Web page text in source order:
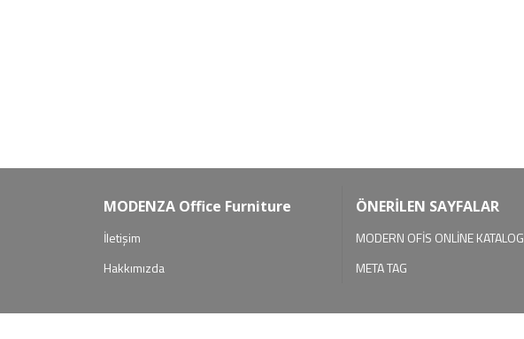
MODENZA Office Furniture
İletişim
Hakkımızda
ÖNERİLEN SAYFALAR
MODERN OFİS ONLİNE KATALOG
META TAG